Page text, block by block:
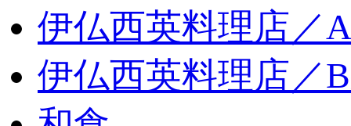
伊仏西英料理店／
伊仏西英料理店／